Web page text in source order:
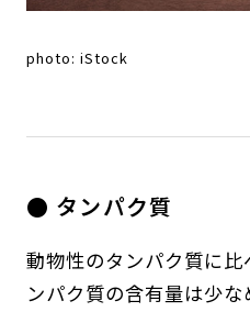
photo: iStock
● タンパク質
動物性のタンパク質に
ンパク質の含有量は少